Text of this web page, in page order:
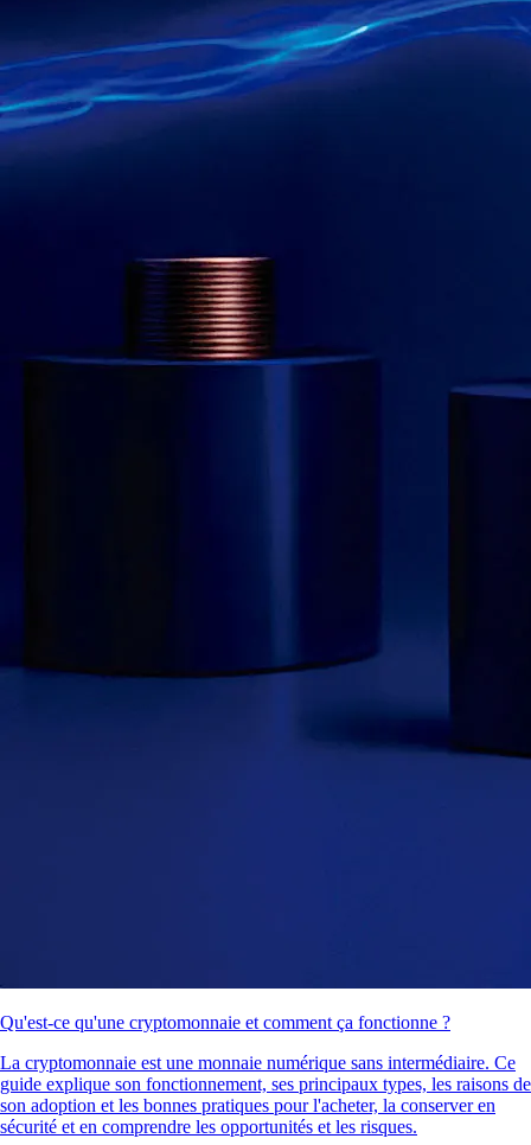
Qu'est-ce qu'une cryptomonnaie et comment ça fonctionne ?
La cryptomonnaie est une monnaie numérique sans intermédiaire. Ce
guide explique son fonctionnement, ses principaux types, les raisons de
son adoption et les bonnes pratiques pour l'acheter, la conserver en
sécurité et en comprendre les opportunités et les risques.